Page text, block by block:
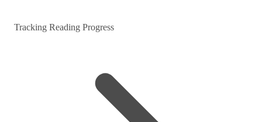
Tracking Reading Progress